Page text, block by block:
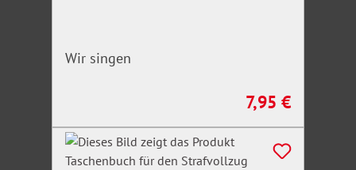
Wir singen
Regulärer Preis:
7,95 €